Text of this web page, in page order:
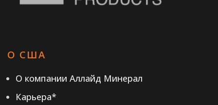
О США
О компании Аллайд Минерал
Карьера*